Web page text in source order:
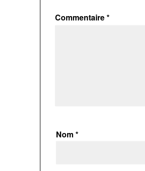
Commentaire*
Nom*